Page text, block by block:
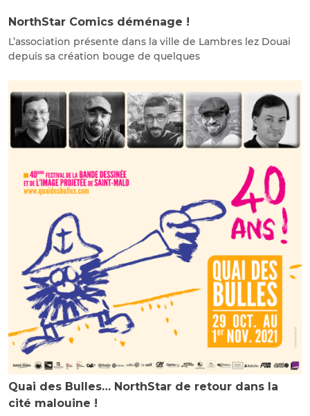
NorthStar Comics déménage !
L’association présente dans la ville de Lambres lez Douai
depuis sa création bouge de quelques
Quai des Bulles… NorthStar de retour dans la
cité malouine !